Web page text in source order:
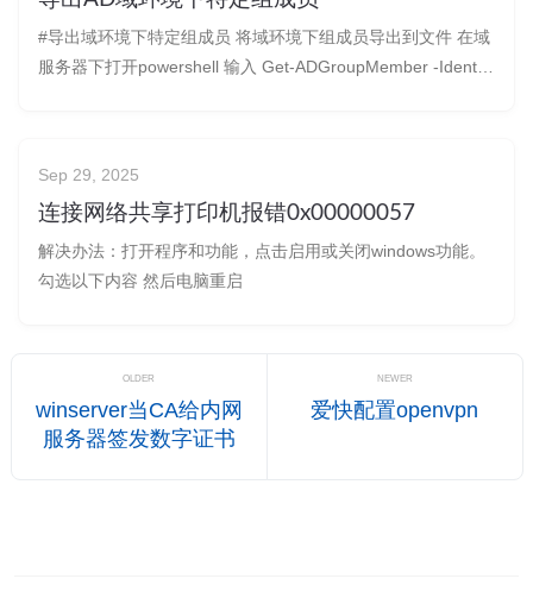
#导出域环境下特定组成员 将域环境下组成员导出到文件 在域
服务器下打开powershell 输入 Get-ADGroupMember -Identity
Sep 29, 2025
连接网络共享打印机报错0x00000057
解决办法：打开程序和功能，点击启用或关闭windows功能。
勾选以下内容 然后电脑重启
OLDER
winserver当CA给内网
服务器签发数字证书
NEWER
爱快配置openvpn